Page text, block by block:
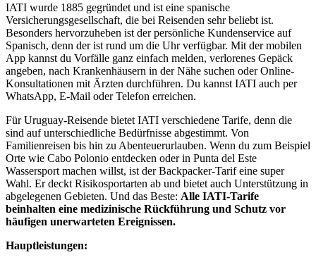
IATI wurde 1885 gegründet und ist eine spanische
Versicherungsgesellschaft, die bei Reisenden sehr beliebt ist.
Besonders hervorzuheben ist der persönliche Kundenservice auf
Spanisch, denn der ist rund um die Uhr verfügbar. Mit der mobilen
App kannst du Vorfälle ganz einfach melden, verlorenes Gepäck
angeben, nach Krankenhäusern in der Nähe suchen oder Online-
Konsultationen mit Ärzten durchführen. Du kannst IATI auch per
WhatsApp, E-Mail oder Telefon erreichen.
Für Uruguay-Reisende bietet IATI verschiedene Tarife, denn die
sind auf unterschiedliche Bedürfnisse abgestimmt. Von
Familienreisen bis hin zu Abenteuerurlauben. Wenn du zum Beispiel
Orte wie Cabo Polonio entdecken oder in Punta del Este
Wassersport machen willst, ist der Backpacker-Tarif eine super
Wahl. Er deckt Risikosportarten ab und bietet auch Unterstützung in
abgelegenen Gebieten. Und das Beste: Alle IATI-Tarife
beinhalten eine medizinische Rückführung und Schutz vor
häufigen unerwarteten Ereignissen.
Hauptleistungen: